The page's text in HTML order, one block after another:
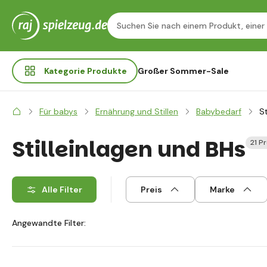
Kategorie Produkte Großer Sommer-Sale
Für babys Ernährung und Stillen Babybedarf
Stilleinlagen und BHs 21
Alle Filter Preis Marke
Angewandte Filter: